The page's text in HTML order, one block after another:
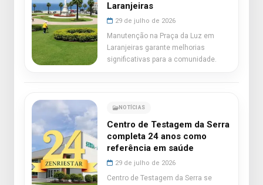
Laranjeiras
29 de julho de 2026
Manutenção na Praça da Luz em
Laranjeiras garante melhorias
significativas para a comunidade.
NOTÍCIAS
Centro de Testagem da Serra
completa 24 anos como
referência em saúde
29 de julho de 2026
Centro de Testagem da Serra se